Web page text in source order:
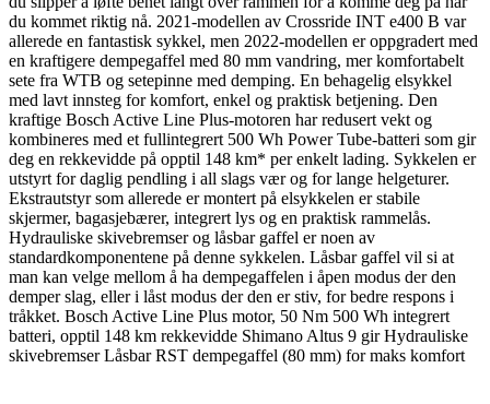
du kommet riktig nå. 2021-modellen av Crossride INT e400 B var
allerede en fantastisk sykkel, men 2022-modellen er oppgradert med
en kraftigere dempegaffel med 80 mm vandring, mer komfortabelt
sete fra WTB og setepinne med demping. En behagelig elsykkel
med lavt innsteg for komfort, enkel og praktisk betjening. Den
kraftige Bosch Active Line Plus-motoren har redusert vekt og
kombineres med et fullintegrert 500 Wh Power Tube-batteri som gir
deg en rekkevidde på opptil 148 km* per enkelt lading. Sykkelen er
utstyrt for daglig pendling i all slags vær og for lange helgeturer.
Ekstrautstyr som allerede er montert på elsykkelen er stabile
skjermer, bagasjebærer, integrert lys og en praktisk rammelås.
Hydrauliske skivebremser og låsbar gaffel er noen av
standardkomponentene på denne sykkelen. Låsbar gaffel vil si at
man kan velge mellom å ha dempegaffelen i åpen modus der den
demper slag, eller i låst modus der den er stiv, for bedre respons i
tråkket. Bosch Active Line Plus motor, 50 Nm 500 Wh integrert
batteri, opptil 148 km rekkevidde Shimano Altus 9 gir Hydrauliske
skivebremser Låsbar RST dempegaffel (80 mm) for maks komfort